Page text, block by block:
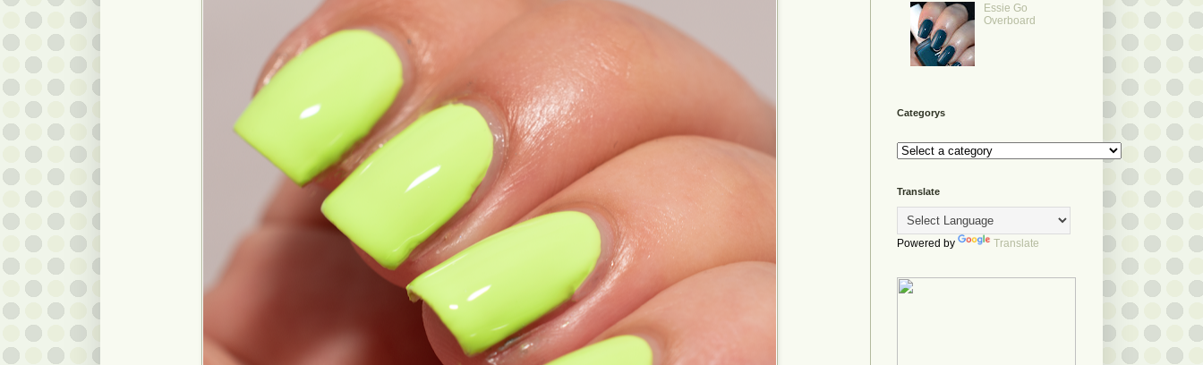
Essie Go
Overboard
Categorys
Translate
Powered by Translate